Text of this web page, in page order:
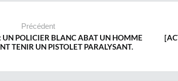
Précédent
POLICIER BLANC ABAT UN HOMME
TENIR UN PISTOLET PARALYSANT.